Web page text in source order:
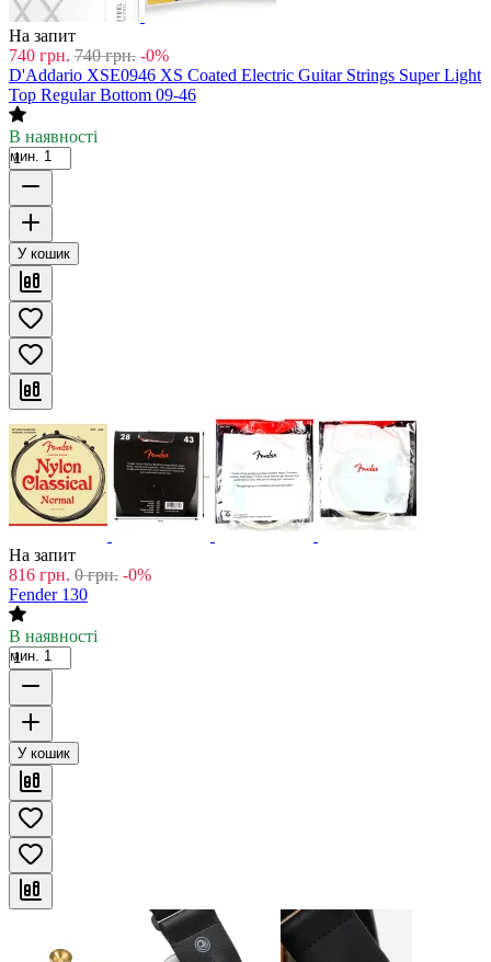
На запит
740 грн. 740 грн. -0%
D'Addario XSE0946 XS Coated Electric Guitar Strings Super Light
Top Regular Bottom 09-46
В наявності
мин. 1
У кошик
На запит
816 грн. 0 грн. -0%
Fender 130
В наявності
мин. 1
У кошик